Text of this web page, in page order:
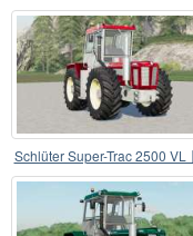
selection
Schlüter Super-Trac 2500 VL
choice